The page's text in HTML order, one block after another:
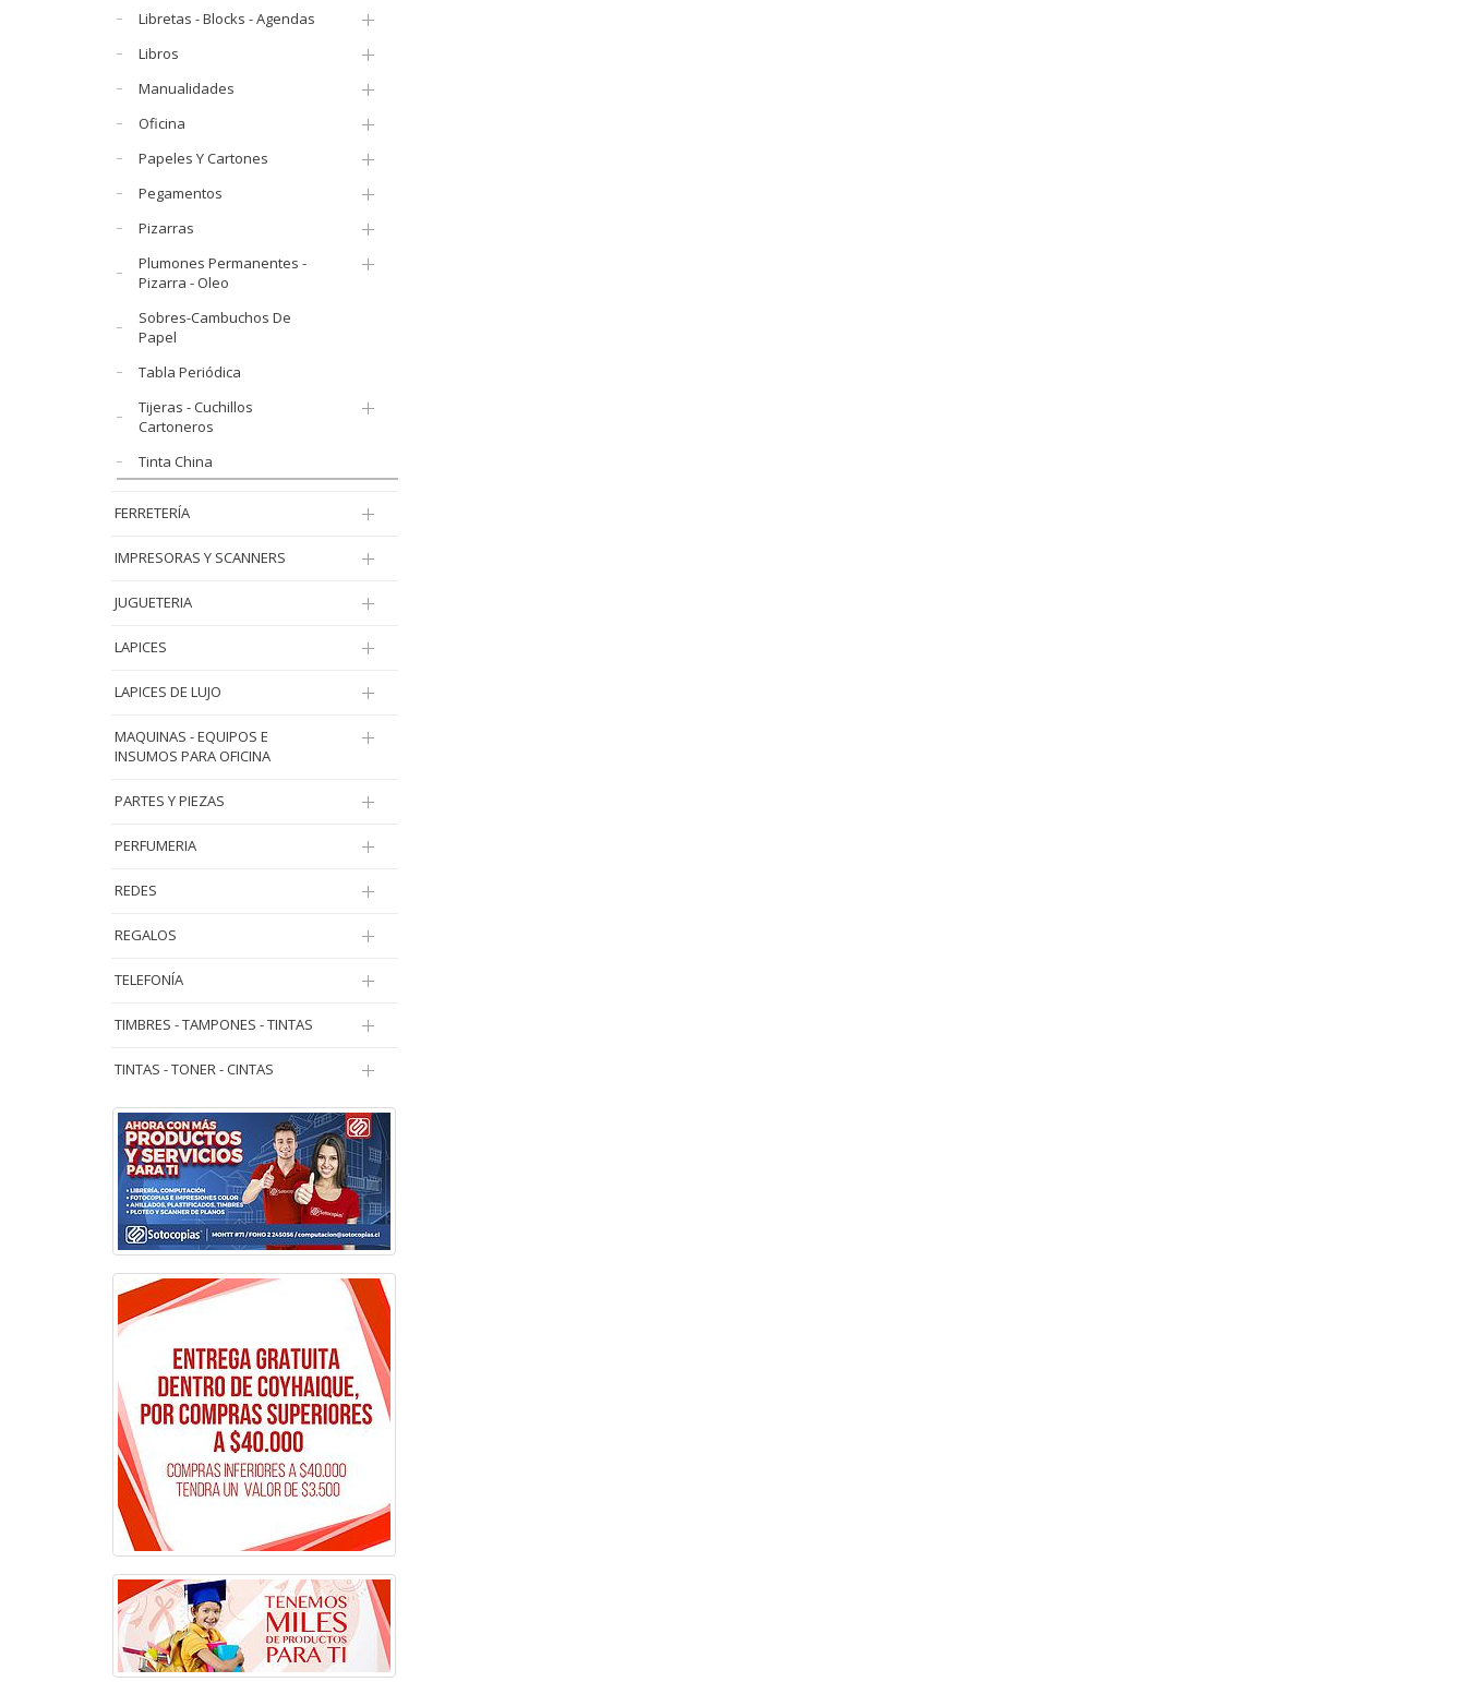
Libretas - Blocks - Agendas
Libros
Manualidades
Oficina
Papeles Y Cartones
Pegamentos
Pizarras
Plumones Permanentes -
Pizarra - Oleo
Sobres-Cambuchos De
Papel
Tabla Periódica
Tijeras - Cuchillos
Cartoneros
Tinta China
FERRETERÍA
IMPRESORAS Y SCANNERS
JUGUETERIA
LAPICES
LAPICES DE LUJO
MAQUINAS - EQUIPOS E
INSUMOS PARA OFICINA
PARTES Y PIEZAS
PERFUMERIA
REDES
REGALOS
TELEFONÍA
TIMBRES - TAMPONES - TINTAS
TINTAS - TONER - CINTAS